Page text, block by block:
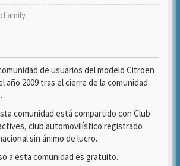
de usuarios del modelo Citroën
año 2009 tras el cierre de la comunidad
comunidad está compartido con Club
club automovilístico registrado
sin ánimo de lucro.
a esta comunidad es gratuito.